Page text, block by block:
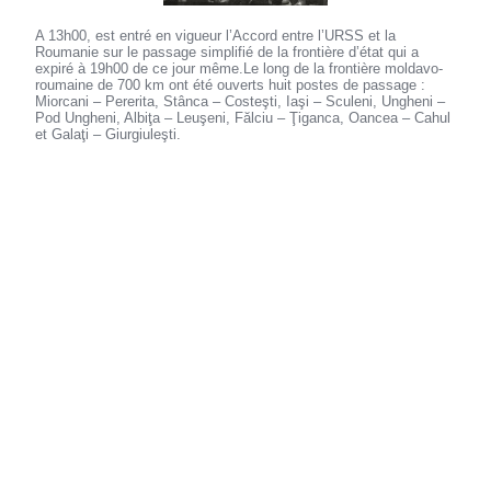
A 13h00, est entré en vigueur l’Accord entre l’URSS et la
Roumanie sur le passage simplifié de la frontière d’état qui a
expiré à 19h00 de ce jour même.Le long de la frontière moldavo-
roumaine de 700 km ont été ouverts huit postes de passage :
Miorcani – Pererita, Stânca – Costeşti, Iaşi – Sculeni, Ungheni –
Pod Ungheni, Albiţa – Leuşeni, Fălciu – Ţiganca, Oancea – Cahul
et Galaţi – Giurgiuleşti.